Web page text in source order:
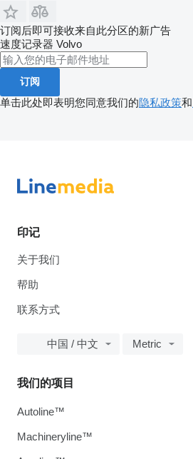
订阅后即可接收来自此分区的新广告
速度记录器 Volvo
订阅
单击此处即表明您同意我们的隐私政策和
印记
关于我们
帮助
联系方式
中国 / 中文 Metric
我们的项目
Autoline™
Machineryline™